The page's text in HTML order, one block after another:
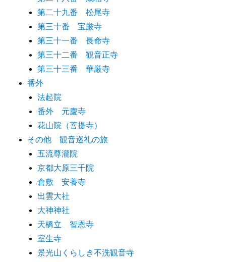
第二十九番 松尾寺
第三十番 宝厳寺
第三十一番 長命寺
第三十二番 観音正寺
第三十三番 華厳寺
番外
法起院
番外 元慶寺
花山院（菩提寺）
その他 観音巡礼の旅
五流尊瀧院
京都大原三千院
倉敷 安養寺
出雲大社
大神神社
天橋立 智恩寺
室生寺
景光山くらしき不洗観音寺